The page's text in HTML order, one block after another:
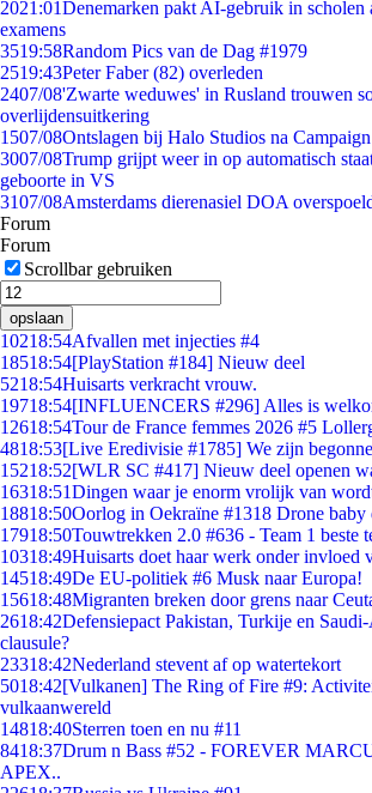
2021:01Denemarken pakt AI-gebruik in scholen
examens
3519:58Random Pics van de Dag #1979
2519:43Peter Faber (82) overleden
2407/08'Zwarte weduwes' in Rusland trouwen
overlijdensuitkering
1507/08Ontslagen bij Halo Studios na
3007/08Trump grijpt weer in op automatisch
geboorte in VS
3107/08Amsterdams dierenasiel DOA
Forum
Forum
Scrollbar gebruiken
opslaan
10218:54Afvallen met injecties #4
18518:54[PlayStation #184] Nieuw deel
5218:54Huisarts verkracht vrouw.
19718:54[INFLUENCERS #296] Alles is
12618:54Tour de France femmes 2026 #5
4818:53[Live Eredivisie #1785] We zijn
15218:52[WLR SC #417] Nieuw deel openen
16318:51Dingen waar je enorm vrolijk van
18818:50Oorlog in Oekraïne #1318 Drone baby
17918:50Touwtrekken 2.0 #636 - Team 1
10318:49Huisarts doet haar werk onder invloed
14518:49De EU-politiek #6 Musk naar Europa!
15618:48Migranten breken door grens naar
2618:42Defensiepact Pakistan, Turkije en
clausule?
23318:42Nederland stevent af op watertekort
5018:42[Vulkanen] The Ring of Fire #9:
vulkaanwereld
14818:40Sterren toen en nu #11
8418:37Drum n Bass #52 - FOREVER
APEX..